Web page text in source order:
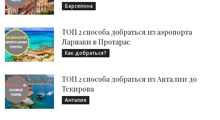
Барселона
ТОП 2 способа добраться из аэропорта
Ларнаки в Протарас
Как добраться?
ТОП 2 способа добраться из Анталии до
Текирова
Анталия